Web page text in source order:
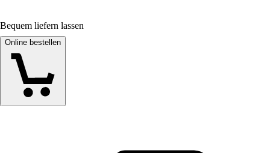
Bequem liefern lassen
Online bestellen